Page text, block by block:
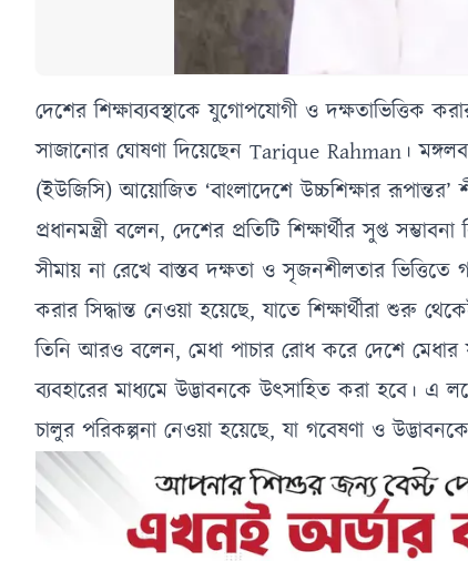
দেশের শিক্ষাব্যবস্থাকে যুগোপযোগী ও দক্ষতাভিত্তিক
সাজানোর ঘোষণা দিয়েছেন Tarique Rahman।
(ইউজিসি) আয়োজিত ‘বাংলাদেশে উচ্চশিক্ষার রূপান্তর’
প্রধানমন্ত্রী বলেন, দেশের প্রতিটি শিক্ষার্থীর সুপ্ত
সীমায় না রেখে বাস্তব দক্ষতা ও সৃজনশীলতার
করার সিদ্ধান্ত নেওয়া হয়েছে, যাতে শিক্ষার্থীরা শুরু
তিনি আরও বলেন, মেধা পাচার রোধ করে দেশে
ব্যবহারের মাধ্যমে উদ্ভাবনকে উৎসাহিত করা হবে। এ
চালুর পরিকল্পনা নেওয়া হয়েছে, যা গবেষণা ও